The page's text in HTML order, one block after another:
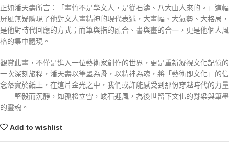
正如潘天壽所言：「畫竹不是學文人，是從石濤、八大山人來的。」這幅
屏風無疑體現了他對文人畫精神的現代表述，大畫幅、大氣勢、大格局，
是他對時代回應的方式；而筆與指的融合、書與畫的合一，更是他個人風
格的集中體現。
觀賞此畫，不僅是進入一位藝術家創作的世界，更是重新凝視文化記憶的
一次深刻旅程，潘天壽以筆墨為骨，以精神為魂，將「藝術即文化」的信
念落實於紙上，在這片金光之中，我們或許能感受到那份穿越時代的力量
——堅毅而沉靜，如孤松立雪，峻石迎風，為後世留下文化的脊梁與筆墨
的靈魂。
Add to wishlist